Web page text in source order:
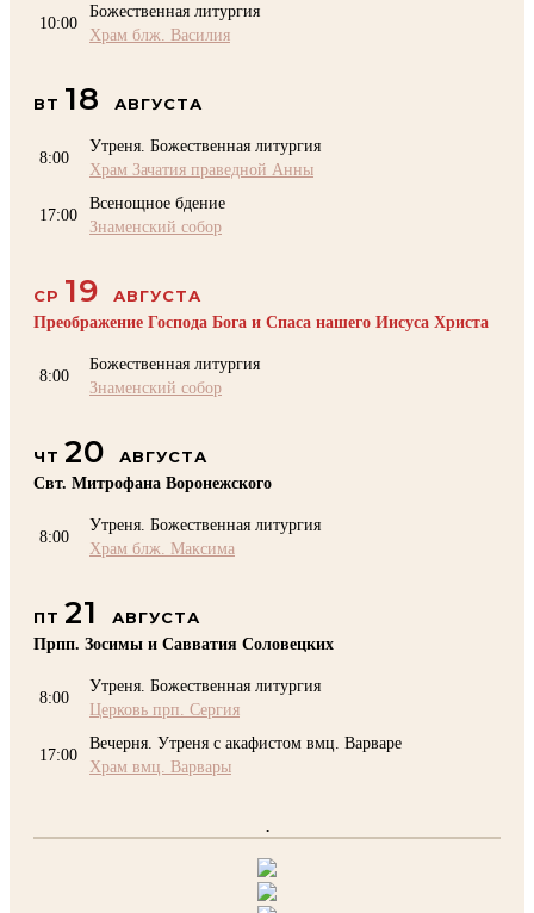
10:00
Божественная литургия
Храм блж. Василия
ВТ 18 АВГУСТА
8:00
Утреня. Божественная литургия
Храм Зачатия праведной Анны
17:00
Всенощное бдение
Знаменский собор
СР 19
АВГУСТА
Преображение Господа Бога и Спаса нашего Иисуса Христа
8:00
Божественная литургия
Знаменский собор
ЧТ 20
АВГУСТА
Свт. Митрофана Воронежского
8:00
Утреня. Божественная литургия
Храм блж. Максима
ПТ 21
АВГУСТА
Прпп. Зосимы и Савватия Соловецких
8:00
Утреня. Божественная литургия
Церковь прп. Сергия
17:00
Вечерня. Утреня с акафистом вмц. Варваре
Храм вмц. Варвары
.